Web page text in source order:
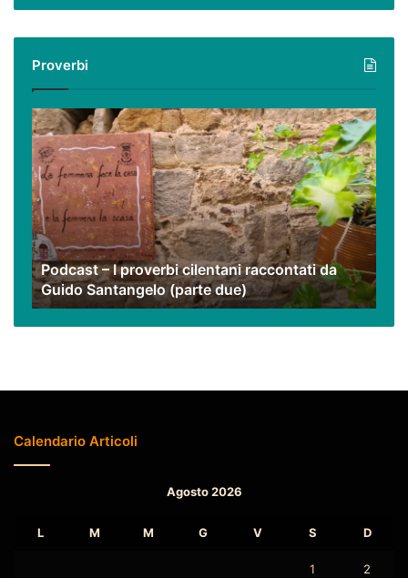
virtuale
nostri
video
Proverbi
Podcast
–
I
proverbi
cilentani
raccontati
da
Guido
Santangelo
(parte
due)
Podcast – I proverbi cilentani raccontati da
Guido Santangelo (parte due)
Calendario Articoli
Agosto 2026
L M M G V S D
1 2